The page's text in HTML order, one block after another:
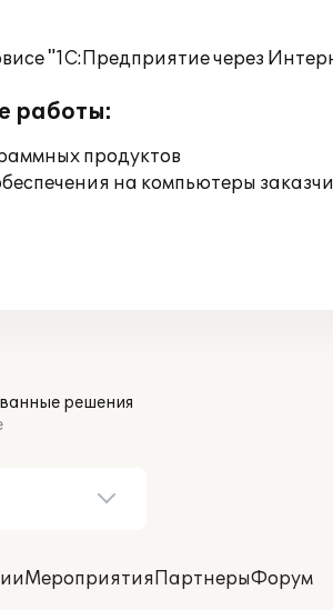
"1С:Предприятие через
работы:
продуктов
на компьютеры
решения
МероприятияПартнерыФорум